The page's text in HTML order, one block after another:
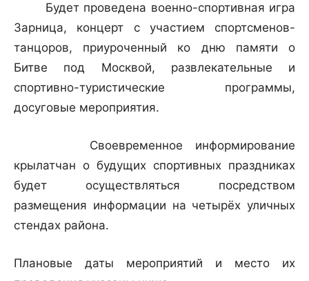
Будет проведена военно-спортивная игра
Зарница, концерт с участием спортсменов-
танцоров, приуроченный ко дню памяти о
Битве под Москвой, развлекательные и
спортивно-туристические программы,
досуговые мероприятия.
Своевременное информирование
крылатчан о будущих спортивных праздниках
будет осуществляться посредством
размещения информации на четырёх уличных
стендах района.
Плановые даты мероприятий и место их